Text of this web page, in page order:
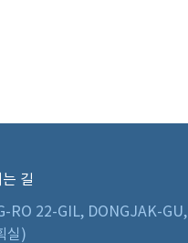
길
RO 22-GIL, DONGJAK-GU,
실)